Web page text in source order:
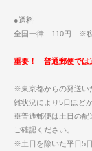
●送料
全国一律 110円 ※税
重要！ 普通郵便では
※東京都からの発送い
雑状況により5日ほど
※普通郵便は土日の配
ご確認ください。
※土日を除いた平日5